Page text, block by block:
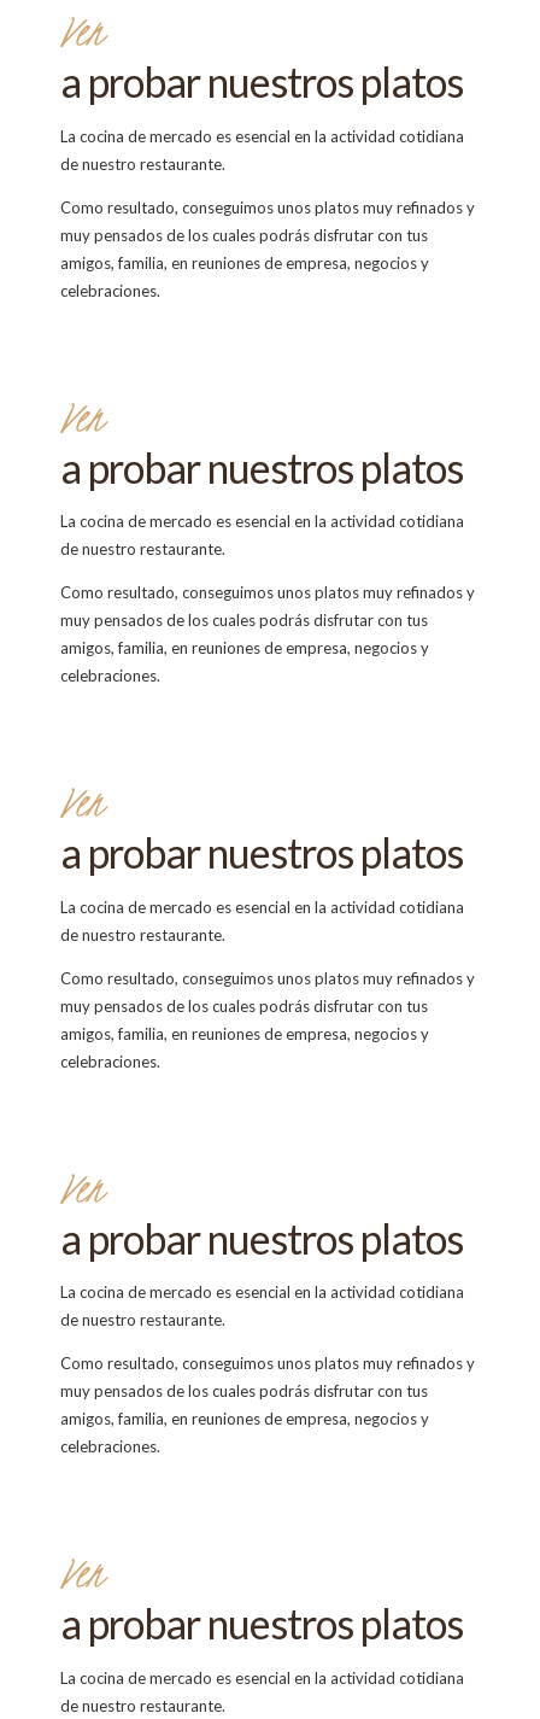
Ven
a probar nuestros platos
La cocina de mercado es esencial en la actividad cotidiana
de nuestro restaurante.
Como resultado, conseguimos unos platos muy refinados y
muy pensados de los cuales podrás disfrutar con tus
amigos, familia, en reuniones de empresa, negocios y
celebraciones.
Ven
a probar nuestros platos
La cocina de mercado es esencial en la actividad cotidiana
de nuestro restaurante.
Como resultado, conseguimos unos platos muy refinados y
muy pensados de los cuales podrás disfrutar con tus
amigos, familia, en reuniones de empresa, negocios y
celebraciones.
Ven
a probar nuestros platos
La cocina de mercado es esencial en la actividad cotidiana
de nuestro restaurante.
Como resultado, conseguimos unos platos muy refinados y
muy pensados de los cuales podrás disfrutar con tus
amigos, familia, en reuniones de empresa, negocios y
celebraciones.
Ven
a probar nuestros platos
La cocina de mercado es esencial en la actividad cotidiana
de nuestro restaurante.
Como resultado, conseguimos unos platos muy refinados y
muy pensados de los cuales podrás disfrutar con tus
amigos, familia, en reuniones de empresa, negocios y
celebraciones.
Ven
a probar nuestros platos
La cocina de mercado es esencial en la actividad cotidiana
de nuestro restaurante.